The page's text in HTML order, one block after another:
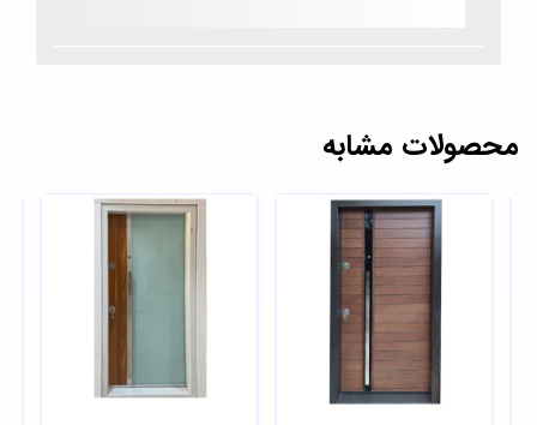
محصولات مشابه